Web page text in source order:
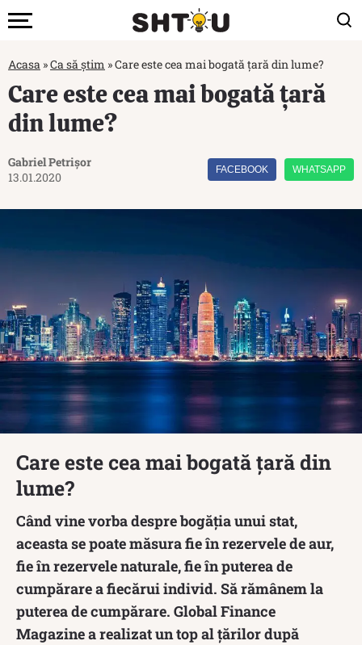
Acasa »Ca să știm »Care este cea mai bogată țară din lume?
Care este cea mai bogată țară
din lume?
Gabriel Petrișor
13.01.2020
FACEBOOK WHATSAPP
Care este cea mai bogată țară din
lume?
Când vine vorba despre bogăția unui stat,
aceasta se poate măsura fie în rezervele de aur,
fie în rezervele naturale, fie în puterea de
cumpărare a fiecărui individ. Să rămânem la
puterea de cumpărare. Global Finance
Magazine a realizat un top al țărilor după